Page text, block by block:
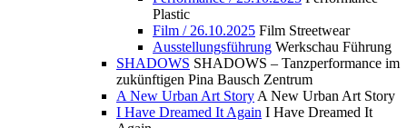
Plastic
Film / 26.10.2025 Film Streetwear
Ausstellungsführung Werkschau Führung
SHADOWS SHADOWS – Tanzperformance im
zukünftigen Pina Bausch Zentrum
A New Urban Art Story A New Urban Art Story
I Have Dreamed It Again I Have Dreamed It